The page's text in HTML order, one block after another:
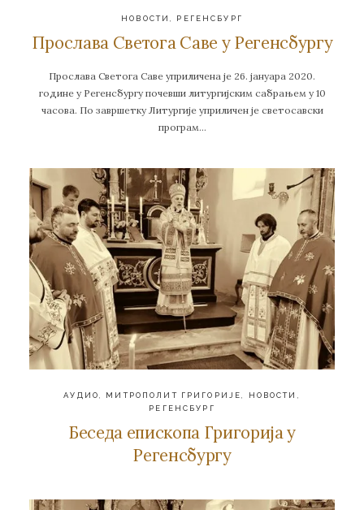
НОВОСТИ РЕГЕНСБУРГ
Прослава Светога Саве у Регенсбургу
Прослава Светога Саве уприличена је 26. јануара 2020.
године у Регенсбургу почевши литургијским сабрањем у 10
часова. По завршетку Литургије уприличен је светосавски
програм…
АУДИО МИТРОПОЛИТ ГРИГОРИЈЕ НОВОСТИ
РЕГЕНСБУРГ
Беседа епископа Григорија у
Регенсбургу